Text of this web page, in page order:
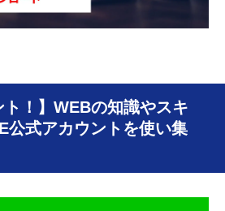
ト！】WEBの知識やスキ
公式アカウントを使い集